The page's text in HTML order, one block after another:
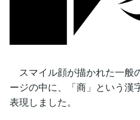
スマイル顔が描かれた一般
ージの中に、「商」という漢
表現しました。